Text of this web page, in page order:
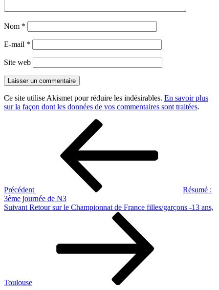
Nom *
E-mail *
Site web
Ce site utilise Akismet pour réduire les indésirables. En savoir plus
sur la façon dont les données de vos commentaires sont traitées.
Précédent
Résumé :
3ème journée de N3
Article
Suivant Retour sur le Championnat de France filles/garçons -13 ans,
Toulouse